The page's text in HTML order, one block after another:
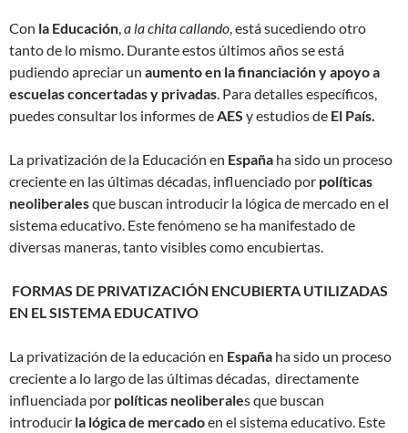
Con la Educación a la chita callando , está sucediendo otro
tanto de lo mismo. Durante estos últimos años se está
pudiendo apreciar un aumento en la financiación y apoyo a
escuelas concertadas y privadas . Para detalles específicos,
puedes consultar los informes de AES y estudios de El País.
La privatización de la Educación en España ha sido un proceso
creciente en las últimas décadas, influenciado por políticas
neoliberalesque buscan introducir la lógica de mercado en el
sistema educativo. Este fenómeno se ha manifestado de
diversas maneras, tanto visibles como encubiertas.
FORMAS DE PRIVATIZACIÓN ENCUBIERTA UTILIZADAS
EN EL SISTEMA EDUCATIVO
La privatización de la educación en España ha sido un proceso
creciente a lo largo de las últimas décadas, directamente
influenciada por políticas neoliberales que buscan
introducir la lógica de mercadoen el sistema educativo. Este